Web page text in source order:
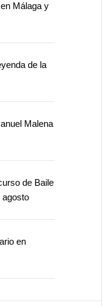
Málaga y
de la
Malena
de Baile
agosto
en